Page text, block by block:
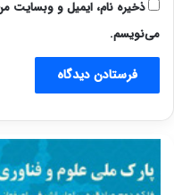
ذخیره نام، ایمیل و وبسایت
می‌نویسم.